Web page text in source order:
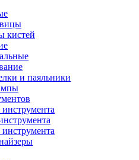
кистей
и паяльники